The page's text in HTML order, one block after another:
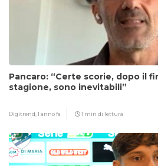
Pancaro: “Certe scorie, dopo il
stagione, sono inevitabili”
Digitrend,1 anno fa 1 min di lettura